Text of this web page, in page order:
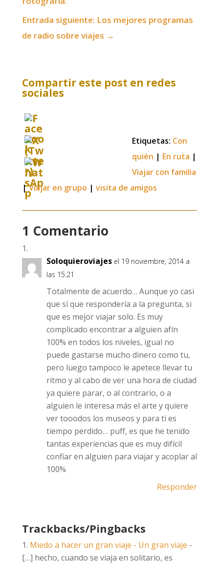
Entrada siguiente: Los mejores programas
de radio sobre viajes →
Compartir este post en redes
sociales
Etiquetas: Con
quién | En ruta |
Viajar con familia
|Viajar en grupo | visita de amigos
1 Comentario
Soloquieroviajes el 19 noviembre, 2014 a
las 15:21
Totalmente de acuerdo… Aunque yo casi
que sí que respondería a la pregunta, si
que es mejor viajar solo. Es muy
complicado encontrar a alguien afín
100% en todos los niveles, igual no
puede gastarse mucho dinero como tu,
pero luego tampoco le apetece llevar tu
ritmo y al cabo de ver una hora de ciudad
ya quiere parar, o al contrario, o a
alguien le interesa más el arte y quiere
ver tooodos los museos y para ti es
tiempo perdido… puff, es que he tenido
tantas experiencias que es muy difícil
confiar en alguien para viajar y acoplar al
100%
Responder
Trackbacks/Pingbacks
Miedo a hacer un gran viaje - Un gran viaje -
[…] hecho, cuando se viaja en solitario, es